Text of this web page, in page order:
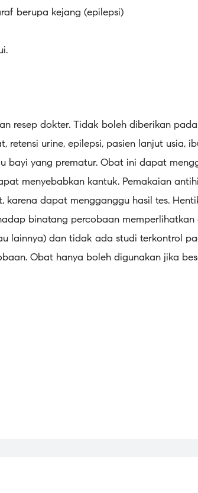
berupa kejang (epilepsi)
resep dokter. Tidak boleh diberikan
retensi urine, epilepsi, pasien lanjut usia,
bayi yang prematur. Obat ini dapat
menyebabkan kantuk. Pemakaian
karena dapat mengganggu hasil tes.
binatang percobaan
lainnya) dan tidak ada studi terkontrol
Obat hanya boleh digunakan jika